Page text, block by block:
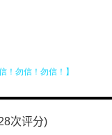
次评分)